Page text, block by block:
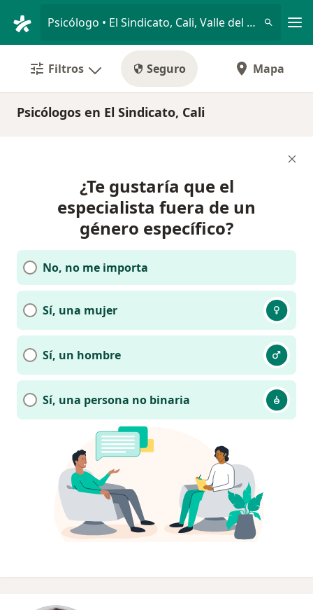
Psicólogo • El Sindicato, Cali, Valle del Cauca
Filtros Seguro Mapa
Psicólogos en El Sindicato, Cali
¿Te gustaría que el
especialista fuera de un
género específico?
No, no me importa
Sí, una mujer
Sí, un hombre
Sí, una persona no binaria